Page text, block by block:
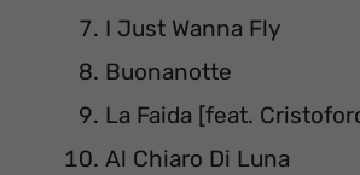
I Just Wanna Fly
Buonanotte
La Faida [feat.
Al Chiaro Di Luna